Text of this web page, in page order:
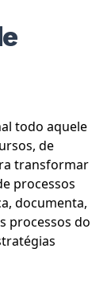
todo aquele
de
transformar
processos
documenta,
processos do